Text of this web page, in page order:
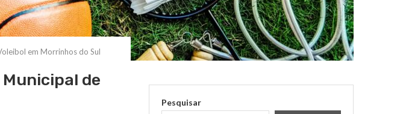
em Morrinhos do Sul
de
Pesquisar